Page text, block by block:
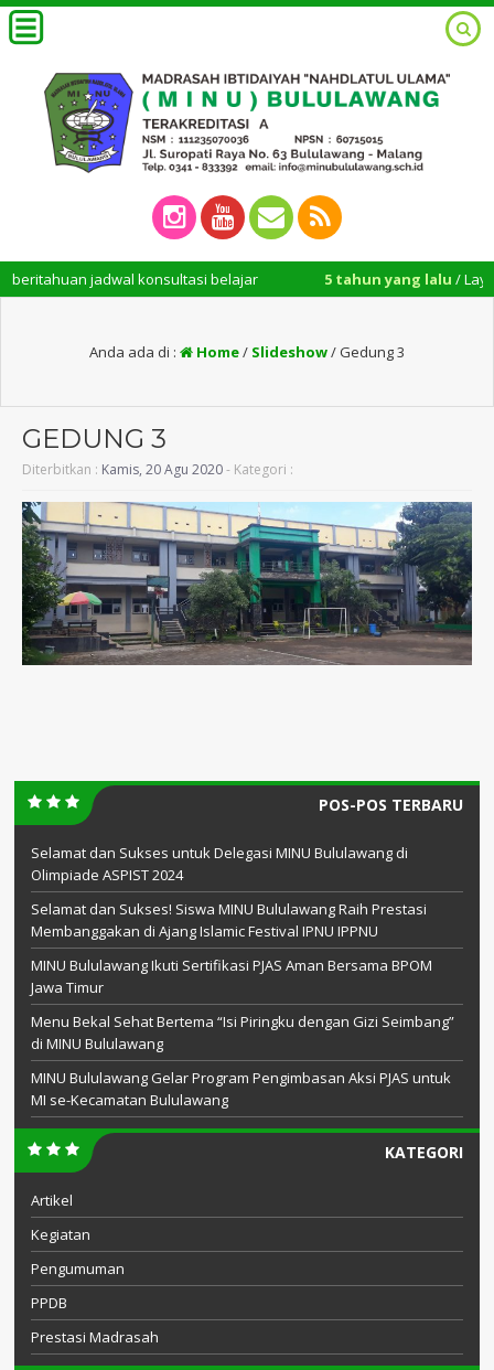
jadwal konsultasi belajar 5 tahun yang lalu /
Anda ada di : Home/ Slideshow/ Gedung 3
GEDUNG 3
Diterbitkan : Kamis, 20 Agu 2020- Kategori :
POS-POS TERBARU
Selamat dan Sukses untuk Delegasi MINU Bululawang di
Olimpiade ASPIST 2024
Selamat dan Sukses! Siswa MINU Bululawang Raih Prestasi
Membanggakan di Ajang Islamic Festival IPNU IPPNU
MINU Bululawang Ikuti Sertifikasi PJAS Aman Bersama BPOM
Jawa Timur
Menu Bekal Sehat Bertema “Isi Piringku dengan Gizi Seimbang”
di MINU Bululawang
MINU Bululawang Gelar Program Pengimbasan Aksi PJAS untuk
MI se-Kecamatan Bululawang
KATEGORI
Artikel
Kegiatan
Pengumuman
PPDB
Prestasi Madrasah